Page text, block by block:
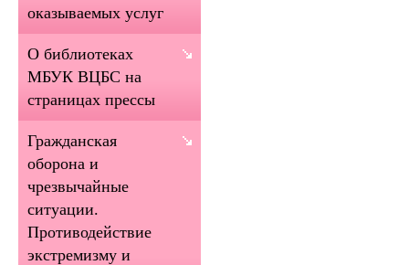
оказываемых услуг
О библиотеках
МБУК ВЦБС на
страницах прессы
Гражданская
оборона и
чрезвычайные
ситуации.
Противодействие
экстремизму и